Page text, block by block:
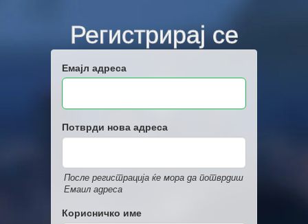
Регистрирај се
Емајл адреса
Потврди нова адреса
После регистрација ќе мора да потврдиш
Емаил адреса
Корисничко име